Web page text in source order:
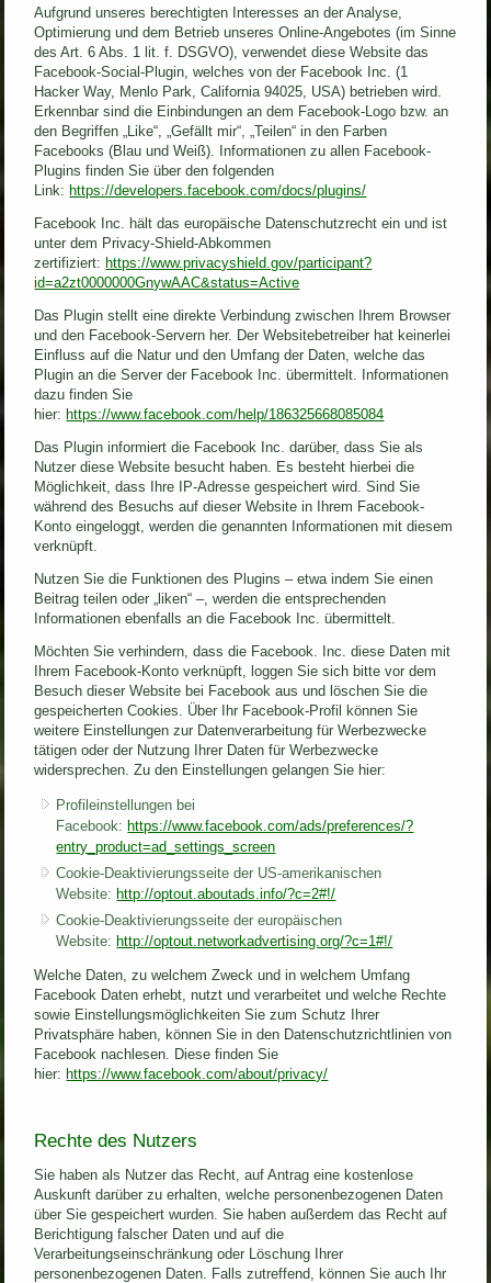
Aufgrund unseres berechtigten Interesses an der Analyse,
Optimierung und dem Betrieb unseres Online-Angebotes (im Sinne
des Art. 6 Abs. 1 lit. f. DSGVO), verwendet diese Website das
Facebook-Social-Plugin, welches von der Facebook Inc. (1
Hacker Way, Menlo Park, California 94025, USA) betrieben wird.
Erkennbar sind die Einbindungen an dem Facebook-Logo bzw. an
den Begriffen „Like“, „Gefällt mir“, „Teilen“ in den Farben
Facebooks (Blau und Weiß). Informationen zu allen Facebook-
Plugins finden Sie über den folgenden
Link: https://developers.facebook.com/docs/plugins/
Facebook Inc. hält das europäische Datenschutzrecht ein und ist
unter dem Privacy-Shield-Abkommen
zertifiziert: https://www.privacyshield.gov/participant?
id=a2zt0000000GnywAAC&status=Active
Das Plugin stellt eine direkte Verbindung zwischen Ihrem Browser
und den Facebook-Servern her. Der Websitebetreiber hat keinerlei
Einfluss auf die Natur und den Umfang der Daten, welche das
Plugin an die Server der Facebook Inc. übermittelt. Informationen
dazu finden Sie
hier: https://www.facebook.com/help/186325668085084
Das Plugin informiert die Facebook Inc. darüber, dass Sie als
Nutzer diese Website besucht haben. Es besteht hierbei die
Möglichkeit, dass Ihre IP-Adresse gespeichert wird. Sind Sie
während des Besuchs auf dieser Website in Ihrem Facebook-
Konto eingeloggt, werden die genannten Informationen mit diesem
verknüpft.
Nutzen Sie die Funktionen des Plugins – etwa indem Sie einen
Beitrag teilen oder „liken“ –, werden die entsprechenden
Informationen ebenfalls an die Facebook Inc. übermittelt.
Möchten Sie verhindern, dass die Facebook. Inc. diese Daten mit
Ihrem Facebook-Konto verknüpft, loggen Sie sich bitte vor dem
Besuch dieser Website bei Facebook aus und löschen Sie die
gespeicherten Cookies. Über Ihr Facebook-Profil können Sie
weitere Einstellungen zur Datenverarbeitung für Werbezwecke
tätigen oder der Nutzung Ihrer Daten für Werbezwecke
widersprechen. Zu den Einstellungen gelangen Sie hier:
Profileinstellungen bei
Facebook: https://www.facebook.com/ads/preferences/?
entry_product=ad_settings_screen
Cookie-Deaktivierungsseite der US-amerikanischen
Website: http://optout.aboutads.info/?c=2#!/
Cookie-Deaktivierungsseite der europäischen
Website: http://optout.networkadvertising.org/?c=1#!/
Welche Daten, zu welchem Zweck und in welchem Umfang
Facebook Daten erhebt, nutzt und verarbeitet und welche Rechte
sowie Einstellungsmöglichkeiten Sie zum Schutz Ihrer
Privatsphäre haben, können Sie in den Datenschutzrichtlinien von
Facebook nachlesen. Diese finden Sie
hier: https://www.facebook.com/about/privacy/
Rechte des Nutzers
Sie haben als Nutzer das Recht, auf Antrag eine kostenlose
Auskunft darüber zu erhalten, welche personenbezogenen Daten
über Sie gespeichert wurden. Sie haben außerdem das Recht auf
Berichtigung falscher Daten und auf die
Verarbeitungseinschränkung oder Löschung Ihrer
personenbezogenen Daten. Falls zutreffend, können Sie auch Ihr